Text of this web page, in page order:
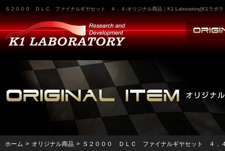
Ｓ２０００ ＤＬＣ ファイナルギヤセット ４．４-オリジナル商品｜K1 Laboratory[K1ラボラ
ホーム > オリジナル商品 > Ｓ２０００ ＤＬＣ ファイナルギヤセット ４．